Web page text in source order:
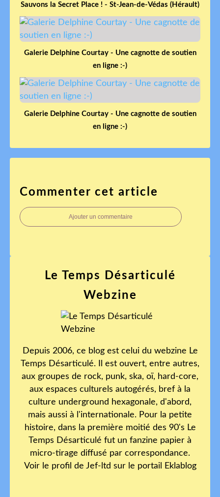
Sauvons la Secret Place ! - St-Jean-de-Védas (Hérault)
Galerie Delphine Courtay - Une cagnotte de soutien
en ligne :-)
Galerie Delphine Courtay - Une cagnotte de soutien
en ligne :-)
Commenter cet article
Ajouter un commentaire
Le Temps Désarticulé
Webzine
Depuis 2006, ce blog est celui du webzine Le
Temps Désarticulé. Il est ouvert, entre autres,
aux groupes de rock, punk, ska, oï, hard-core,
aux espaces culturels autogérés, bref à la
culture underground hexagonale, d'abord,
mais aussi à l'internationale. Pour la petite
histoire, dans la première moitié des 90's Le
Temps Désarticulé fut un fanzine papier à
micro-tirage diffusé par correspondance.
Voir le profil de Jef-ltd sur le portail Eklablog